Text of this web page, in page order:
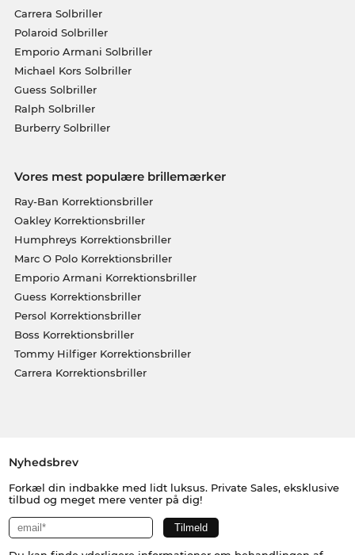
Carrera Solbriller
Polaroid Solbriller
Emporio Armani Solbriller
Michael Kors Solbriller
Guess Solbriller
Ralph Solbriller
Burberry Solbriller
Vores mest populære brillemærker
Ray-Ban Korrektionsbriller
Oakley Korrektionsbriller
Humphreys Korrektionsbriller
Marc O Polo Korrektionsbriller
Emporio Armani Korrektionsbriller
Guess Korrektionsbriller
Persol Korrektionsbriller
Boss Korrektionsbriller
Tommy Hilfiger Korrektionsbriller
Carrera Korrektionsbriller
Nyhedsbrev
Forkæl din indbakke med lidt luksus. Private Sales, eksklusive
tilbud og meget mere venter på dig!